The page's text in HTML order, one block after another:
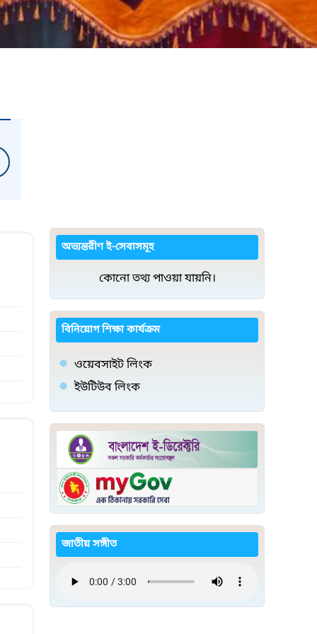
অভ্যন্তরীণ ই-সেবাসমূহ
কোনো তথ্য পাওয়া যায়নি।
বিনিয়োগ শিক্ষা কার্যক্রম
ওয়েবসাইট লিংক
ইউটিউব লিংক
জাতীয় সঙ্গীত